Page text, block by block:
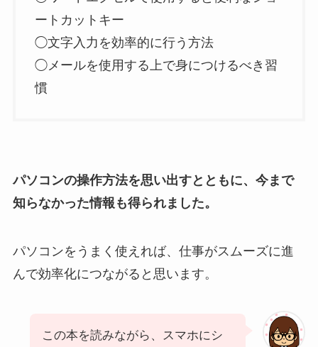
ートカットキー
◯文字入力を効率的に行う方法
◯メールを使用する上で身につけるべき習
慣
パソコンの操作方法を思い出すとともに、今まで
知らなかった情報も得られました。
パソコンをうまく使えれば、仕事がスムーズに進
んで効率化につながると思います。
この本を読みながら、スマホにシ